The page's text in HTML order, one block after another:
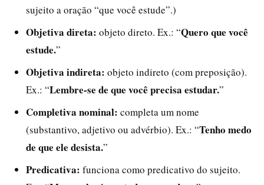
sujeito a oração “que você estude”.)
Objetiva direta: objeto direto. Ex.: “Quero que você
estude.”
Objetiva indireta: objeto indireto (com preposição).
Ex.: “Lembre-se de que você precisa estudar.”
Completiva nominal: completa um nome
(substantivo, adjetivo ou advérbio). Ex.: “Tenho medo
de que ele desista.”
Predicativa: funciona como predicativo do sujeito.